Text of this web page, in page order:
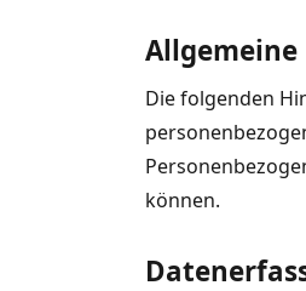
Allgemeine
Die folgenden
können.